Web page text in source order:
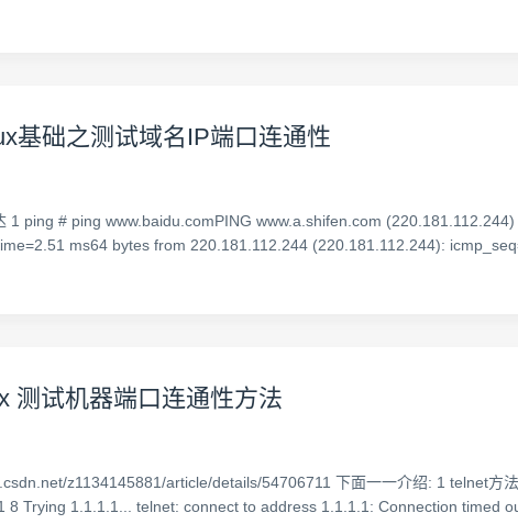
基础之测试域名IP端口连通性
1 ping # ping www.baidu.comPING www.a.shifen.com
ms64 bytes from 220.181.112.244 (220.181.112.244):
测试机器端口连通性方法
z1134145881/article/details/54706711 下面一一介绍: 1 telnet
8 Trying 1.1.1.1... telnet: connect to address 1.1.1.1: Connection timed